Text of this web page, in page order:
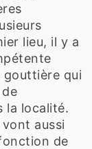
lieu, il y a
gouttière qui
la localité.
aussi
de